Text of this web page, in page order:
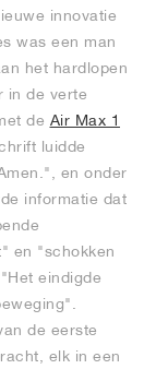
innovatie
was een man
het hardlopen
in de verte
de Air Max 1
luidde
en onder
informatie dat
en "schokken
eindigde
de eerste
elk in een